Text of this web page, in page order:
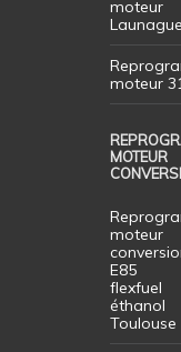
moteur
moteur
MOTEUR
moteur
E85
flexfuel
éthanol
Toulouse